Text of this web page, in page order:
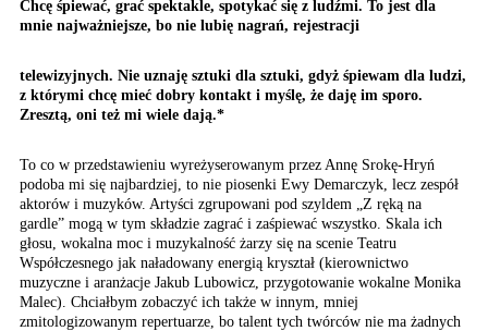
Chcę śpiewać, grać spektakle, spotykać się z ludźmi. To jest dla
mnie najważniejsze, bo nie lubię nagrań, rejestracji
telewizyjnych. Nie uznaję sztuki dla sztuki, gdyż śpiewam dla ludzi,
z którymi chcę mieć dobry kontakt i myślę, że daję im sporo.
Zresztą, oni też mi wiele dają.*
To co w przedstawieniu wyreżyserowanym przez Annę Srokę-Hryń
podoba mi się najbardziej, to nie piosenki Ewy Demarczyk, lecz zespół
aktorów i muzyków. Artyści zgrupowani pod szyldem „Z ręką na
gardle” mogą w tym składzie zagrać i zaśpiewać wszystko. Skala ich
głosu, wokalna moc i muzykalność żarzy się na scenie Teatru
Współczesnego jak naładowany energią kryształ (kierownictwo
muzyczne i aranżacje Jakub Lubowicz, przygotowanie wokalne Monika
Malec). Chciałbym zobaczyć ich także w innym, mniej
zmitologizowanym repertuarze, bo talent tych twórców nie ma żadnych